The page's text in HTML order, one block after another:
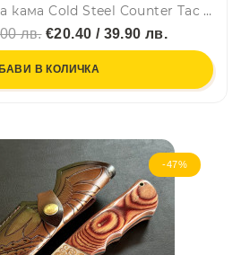
Голяма тактическа кама Cold Steel Counter Tac I, стомана AUS-8, кания Secure Ex
лв.€20.40 / 39.90 лв.
В КОЛИЧКА
-47%